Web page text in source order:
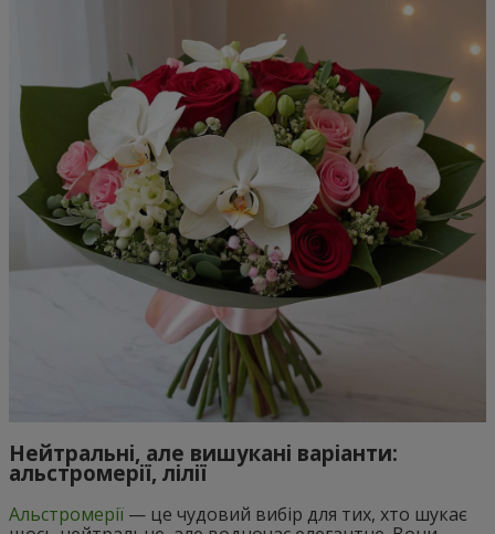
Нейтральні, але вишукані варіанти:
альстромерії, лілії
Альстромерії — це чудовий вибір для тих, хто шукає